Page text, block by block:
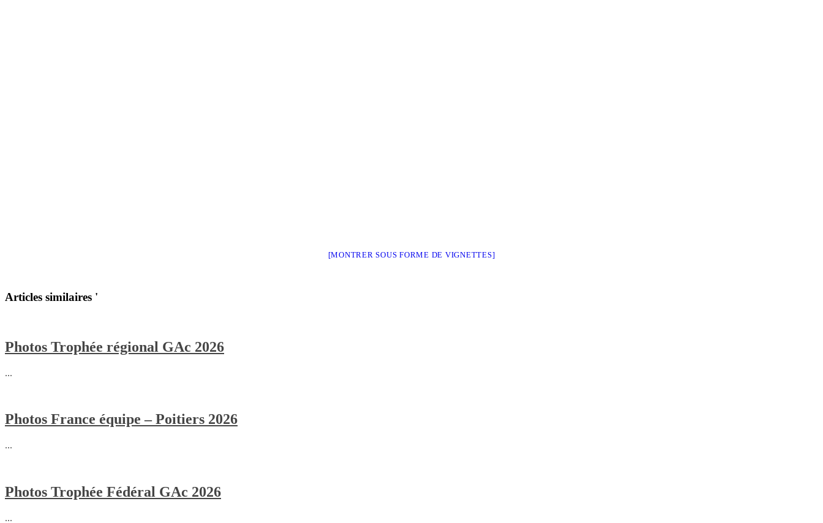
[MONTRER SOUS FORME DE VIGNETTES]
Articles similaires '
Photos Trophée régional GAc 2026
...
Photos France équipe – Poitiers 2026
...
Photos Trophée Fédéral GAc 2026
...